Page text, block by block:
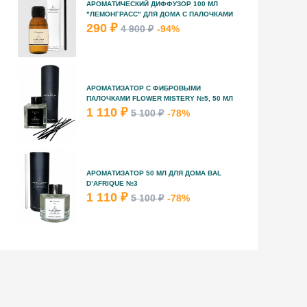
АРОМАТИЧЕСКИЙ ДИФФУЗОР 100 МЛ
"ЛЕМОНГРАСС" ДЛЯ ДОМА С ПАЛОЧКАМИ
290 ₽ 4 900 ₽ -94%
АРОМАТИЗАТОР С ФИБРОВЫМИ
ПАЛОЧКАМИ FLOWER MISTERY №5, 50 МЛ
1 110 ₽ 5 100 ₽ -78%
АРОМАТИЗАТОР 50 МЛ ДЛЯ ДОМА BAL
D’AFRIQUE №3
1 110 ₽ 5 100 ₽ -78%